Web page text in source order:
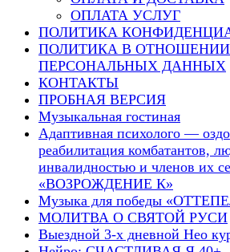
ОПЛАТА УСЛУГ
ПОЛИТИКА
ПОЛИТИКА В ОТНОШЕНИИ
ПЕРСОНАЛЬНЫХ ДАННЫХ
КОНТАКТЫ
ПРОБНАЯ ВЕРСИЯ
Музыкальная гостиная
Адаптивная психолого —
реабилитация комбатантов,
инвалидностью и членов их
«ВОЗРОЖДЕНИЕ К»
Музыка для победы
МОЛИТВА О СВЯТОЙ РУСИ
Выездной 3-х дневной Нео